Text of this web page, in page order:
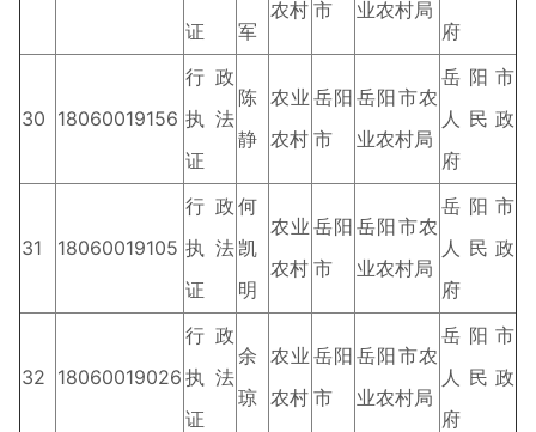
证
军
农村 市 业农村局
府
30 18060019156
行政
执法
证
陈
静
农业
农村
岳阳
市
岳阳市农
业农村局
岳阳市
人民政
府
31 18060019105
行政
执法
证
何
凯
明
农业
农村
岳阳
市
岳阳市农
业农村局
岳阳市
人民政
府
32 18060019026
行政
执法
证
余
琼
农业
农村
岳阳
市
岳阳市农
业农村局
岳阳市
人民政
府